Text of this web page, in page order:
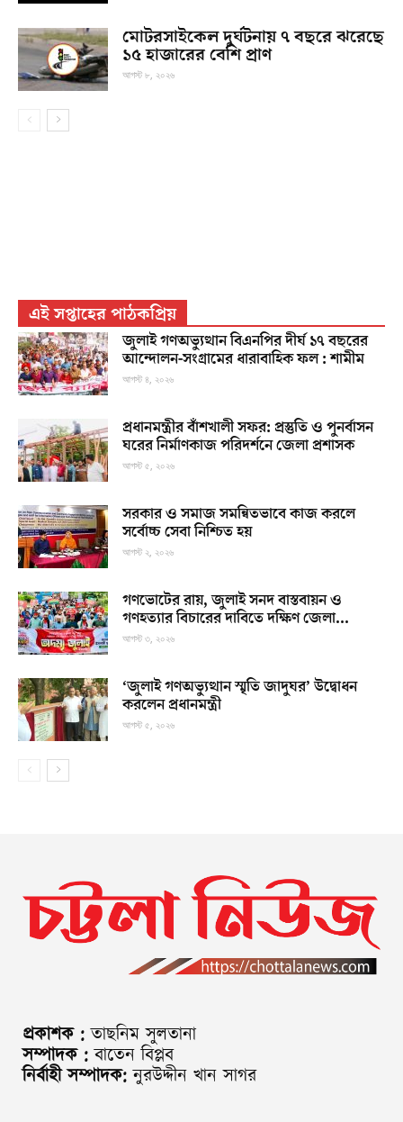
মোটরসাইকেল দুর্ঘটনায় ৭ বছরে ঝরেছে
১৫ হাজারের বেশি প্রাণ
আগস্ট ৮, ২০২৬
এই সপ্তাহের পাঠকপ্রিয়
জুলাই গণঅভ্যুত্থান বিএনপির দীর্ঘ ১৭ বছরের
আন্দোলন-সংগ্রামের ধারাবাহিক ফল : শামীম
আগস্ট ৪, ২০২৬
প্রধানমন্ত্রীর বাঁশখালী সফর: প্রস্তুতি ও পুনর্বাসন
ঘরের নির্মাণকাজ পরিদর্শনে জেলা প্রশাসক
আগস্ট ৫, ২০২৬
সরকার ও সমাজ সমন্বিতভাবে কাজ করলে
সর্বোচ্চ সেবা নিশ্চিত হয়
আগস্ট ২, ২০২৬
গণভোটের রায়, জুলাই সনদ বাস্তবায়ন ও
গণহত্যার বিচারের দাবিতে দক্ষিণ জেলা...
আগস্ট ৩, ২০২৬
‘জুলাই গণঅভ্যুত্থান স্মৃতি জাদুঘর’ উদ্বোধন
করলেন প্রধানমন্ত্রী
আগস্ট ৫, ২০২৬
প্রকাশক : তাছনিম সুলতানা
সম্পাদক : বাতেন বিপ্লব
নির্বাহী সম্পাদক: নুরউদ্দীন খান সাগর